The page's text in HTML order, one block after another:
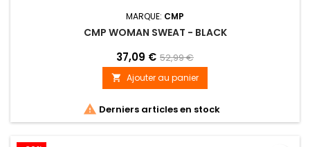
MARQUE: CMP
CMP WOMAN SWEAT - BLACK
37,09 € 52,99 €
 Ajouter au panier
 Derniers articles en stock